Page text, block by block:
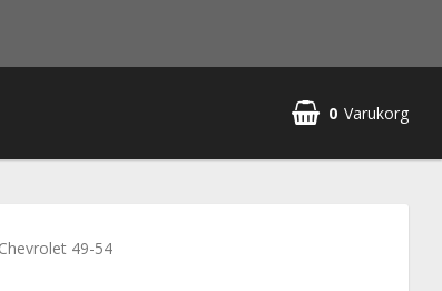
0 Varukorg
49-54